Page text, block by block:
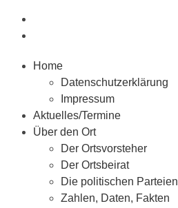
Home
Datenschutzerklärung
Impressum
Aktuelles/Termine
Über den Ort
Der Ortsvorsteher
Der Ortsbeirat
Die politischen Parteien
Zahlen, Daten, Fakten